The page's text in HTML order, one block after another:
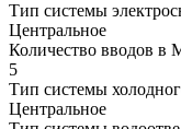
Тип системы
Центральное
Количество вводов в
5
Тип системы
Центральное